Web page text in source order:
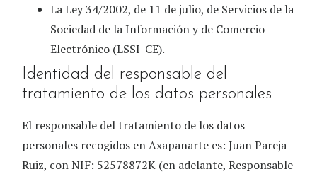
La Ley 34/2002, de 11 de julio, de Servicios de la
Sociedad de la Información y de Comercio
Electrónico (LSSI-CE).
Identidad del responsable del
tratamiento de los datos personales
El responsable del tratamiento de los datos
personales recogidos enAxapanarte es:Juan Pareja
Ruiz, con NIF: 52578872K (en adelante, Responsable